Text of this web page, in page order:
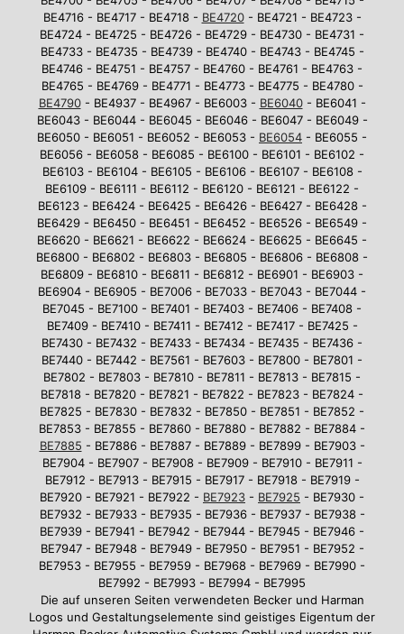
BE4716 - BE4717 - BE4718 - BE4720- BE4721 - BE4723 -
BE4724 - BE4725 - BE4726 - BE4729 - BE4730 - BE4731 -
BE4733 - BE4735 - BE4739 - BE4740 - BE4743 - BE4745 -
BE4746 - BE4751 - BE4757 - BE4760 - BE4761 - BE4763 -
BE4765 - BE4769 - BE4771 - BE4773 - BE4775 - BE4780 -
BE4790- BE4937 - BE4967 - BE6003 - BE6040- BE6041 -
BE6043 - BE6044 - BE6045 - BE6046 - BE6047 - BE6049 -
BE6050 - BE6051 - BE6052 - BE6053 - BE6054 - BE6055 -
BE6056 - BE6058 - BE6085 - BE6100 - BE6101 - BE6102 -
BE6103 - BE6104 - BE6105 - BE6106 - BE6107 - BE6108 -
BE6109 - BE6111 - BE6112 - BE6120 - BE6121 - BE6122 -
BE6123 - BE6424 - BE6425 - BE6426 - BE6427 - BE6428 -
BE6429 - BE6450 - BE6451 - BE6452 - BE6526 - BE6549 -
BE6620 - BE6621 - BE6622 - BE6624 - BE6625 - BE6645 -
BE6800 - BE6802 - BE6803 - BE6805 - BE6806 - BE6808 -
BE6809 - BE6810 - BE6811 - BE6812 - BE6901 - BE6903 -
BE6904 - BE6905 - BE7006 - BE7033 - BE7043 - BE7044 -
BE7045 - BE7100 - BE7401 - BE7403 - BE7406 - BE7408 -
BE7409 - BE7410 - BE7411 - BE7412 - BE7417 - BE7425 -
BE7430 - BE7432 - BE7433 - BE7434 - BE7435 - BE7436 -
BE7440 - BE7442 - BE7561 - BE7603 - BE7800 - BE7801 -
BE7802 - BE7803 - BE7810 - BE7811 - BE7813 - BE7815 -
BE7818 - BE7820 - BE7821 - BE7822 - BE7823 - BE7824 -
BE7825 - BE7830 - BE7832 - BE7850 - BE7851 - BE7852 -
BE7853 - BE7855 - BE7860 - BE7880 - BE7882 - BE7884 -
BE7885 - BE7886 - BE7887 - BE7889 - BE7899 - BE7903 -
BE7904 - BE7907 - BE7908 - BE7909 - BE7910 - BE7911 -
BE7912 - BE7913 - BE7915 - BE7917 - BE7918 - BE7919 -
BE7920 - BE7921 - BE7922 - BE7923 - BE7925 - BE7930 -
BE7932 - BE7933 - BE7935 - BE7936 - BE7937 - BE7938 -
BE7939 - BE7941 - BE7942 - BE7944 - BE7945 - BE7946 -
BE7947 - BE7948 - BE7949 - BE7950 - BE7951 - BE7952 -
BE7953 - BE7955 - BE7959 - BE7968 - BE7969 - BE7990 -
BE7992 - BE7993 - BE7994 - BE7995
Die auf unseren Seiten verwendeten Becker und Harman
Logos und Gestaltungselemente sind geistiges Eigentum der